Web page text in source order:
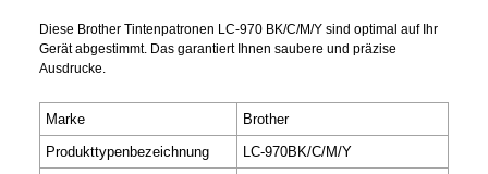
Diese Brother Tintenpatronen LC-970 BK/C/M/Y sind optimal auf Ihr
Gerät abgestimmt. Das garantiert Ihnen saubere und präzise
Ausdrucke.
Marke
Brother
Produkttypenbezeichnung
LC-970BK/C/M/Y